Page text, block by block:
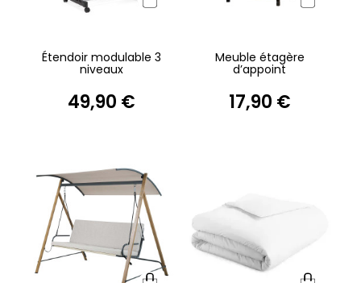
Étendoir modulable 3
niveaux
49,90 €
Meuble étagère
d’appoint
17,90 €